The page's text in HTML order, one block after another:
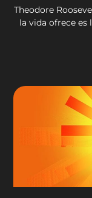
Theodore
la vida ofrece